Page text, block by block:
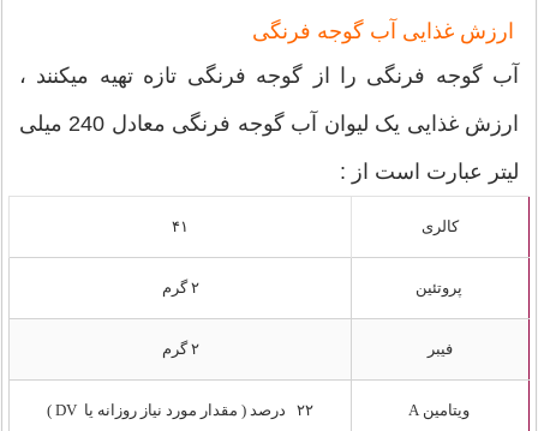
ارزش غذایی آب گوجه فرنگی
آب گوجه فرنگی را از گوجه فرنگی تازه تهیه میکنند ،
ارزش غذایی یک لیوان آب گوجه فرنگی معادل 240 میلی
لیتر عبارت است از :
کالری ۴۱
پروتئین ۲ گرم
فیبر ۲ گرم
ویتامین A ۲۲ درصد ( مقدار مورد نیاز روزانه یا DV )